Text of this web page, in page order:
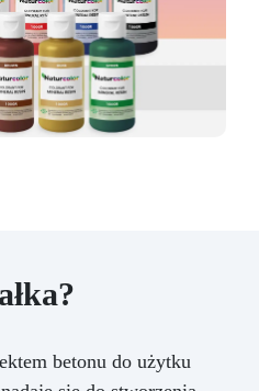
betonu do użytku